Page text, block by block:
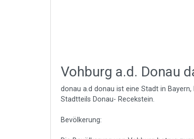
Vohburg a.d. Donau
donau a.d donau ist eine Stadt in
Stadtteils Donau- Recekstein.
Bevölkerung: